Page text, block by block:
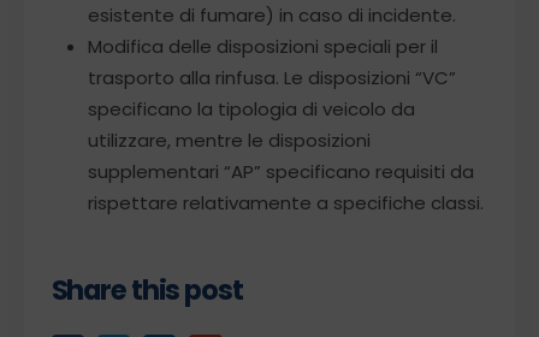
esistente di fumare) in caso di incidente.
Modifica delle disposizioni speciali per il
trasporto alla rinfusa. Le disposizioni “VC”
specificano la tipologia di veicolo da
utilizzare, mentre le disposizioni
supplementari “AP” specificano requisiti da
rispettare relativamente a specifiche classi.
Share this post